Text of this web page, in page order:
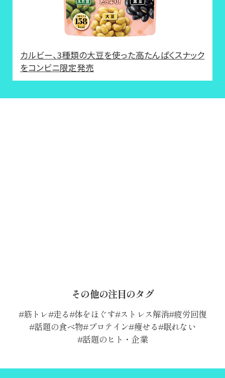
カルビー、3種類の大豆を使った高たんぱくスナック
をコンビニ限定発売
その他の注目のタグ
筋トレ 走る 体をほぐす ストレス解消 疲労回復
話題の食べ物 プロテイン 痩せる 眠れない
話題のヒト・企業